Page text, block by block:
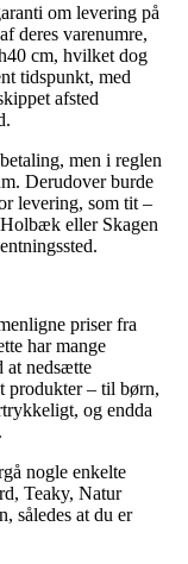
om levering på
deres varenumre,
cm, hvilket dog
tidspunkt, med
afsted
men i reglen
Derudover burde
levering, som tit –
eller Skagen
priser fra
har mange
at nedsætte
produkter – til børn,
og endda
nogle enkelte
Teaky, Natur
således at du er